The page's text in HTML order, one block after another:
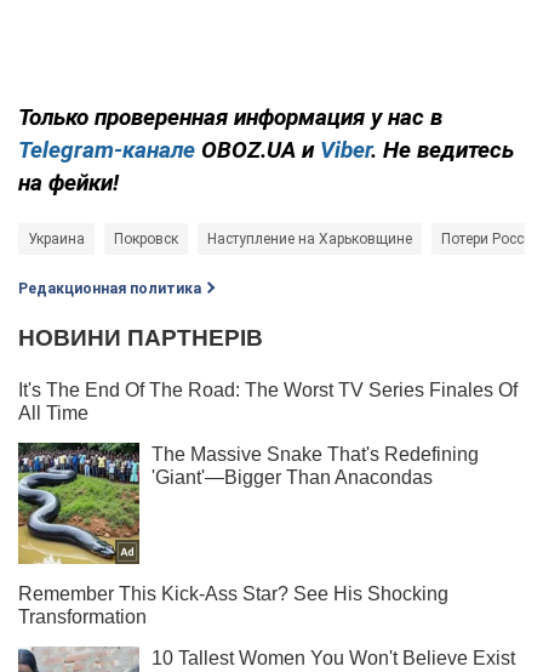
Только проверенная информация у нас в
Telegram-канале OBOZ.UA и Viber. Не ведитесь
на фейки!
Украина Покровск Наступление на Харьковщине Потери
Редакционная политика